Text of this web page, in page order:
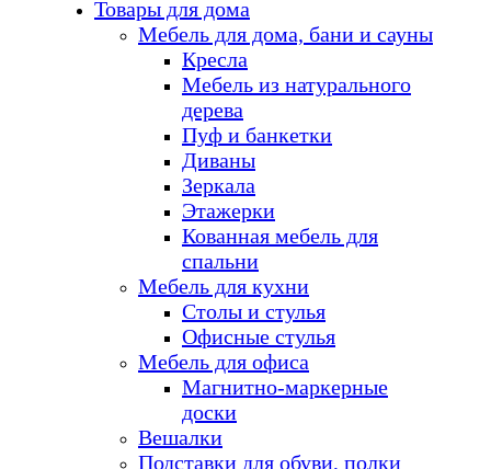
Товары для дома
Мебель для дома, бани и сауны
Кресла
Мебель из натурального
дерева
Пуф и банкетки
Диваны
Зеркала
Этажерки
Кованная мебель для
спальни
Мебель для кухни
Столы и стулья
Офисные стулья
Мебель для офиса
Магнитно-маркерные
доски
Вешалки
Подставки для обуви, полки